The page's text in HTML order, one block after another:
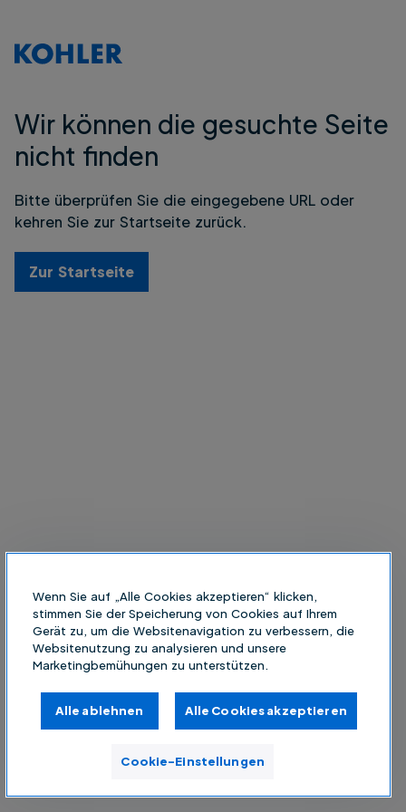
Wir können die gesuchte Seite
nicht finden
Bitte überprüfen Sie die eingegebene URL oder
kehren Sie zur Startseite zurück.
Zur Startseite
Wenn Sie auf „Alle Cookies akzeptieren“ klicken,
stimmen Sie der Speicherung von Cookies auf Ihrem
Gerät zu, um die Websitenavigation zu verbessern, die
Websitenutzung zu analysieren und unsere
Marketingbemühungen zu unterstützen.
Alle ablehnen Alle Cookies akzeptieren
Cookie-Einstellungen